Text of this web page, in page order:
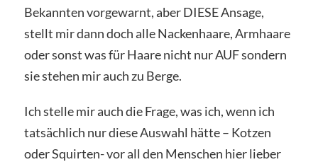
Bekannten vorgewarnt, aber DIESE Ansage,
stellt mir dann doch alle Nackenhaare, Armhaare
oder sonst was für Haare nicht nur AUF sondern
sie stehen mir auch zu Berge.
Ich stelle mir auch die Frage, was ich, wenn ich
tatsächlich nur diese Auswahl hätte – Kotzen
oder Squirten- vor all den Menschen hier lieber